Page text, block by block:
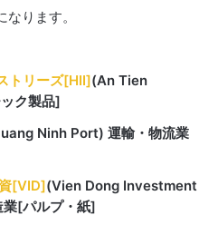
ります。
トリーズ[HII](An Tien
ク製品]
Ninh Port) 運輸・物流業
[VID](Vien Dong Investment
[パルプ・紙]